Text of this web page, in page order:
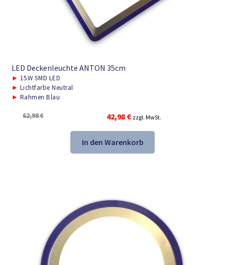
LED Deckenleuchte ANTON 35cm
► 15W SMD LED
► Lichtfarbe Neutral
► Rahmen Blau
62,98€
Ursprünglicher
Preis
war:
62,98 €
42,98 €Aktueller
Preis
ist:
42,98 €.
zzgl. MwSt.
In den Warenkorb